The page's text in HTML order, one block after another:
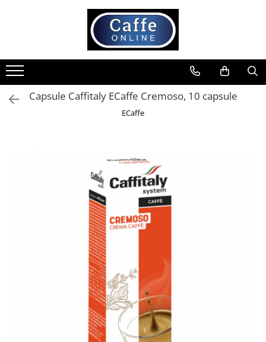
Cafea
Cafea Boabe
Capsule Cafea
Capsule Caffitaly ECaffe Cremoso, 10 capsule
ECaffe